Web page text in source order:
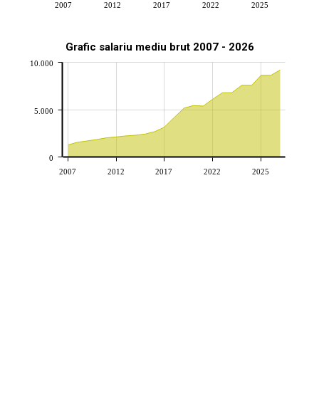
2007 2012 2017 2022 2025
Grafic salariu mediu brut 2007 - 2026
2007 2012 2017 2022 2025
0
5.000
10.000